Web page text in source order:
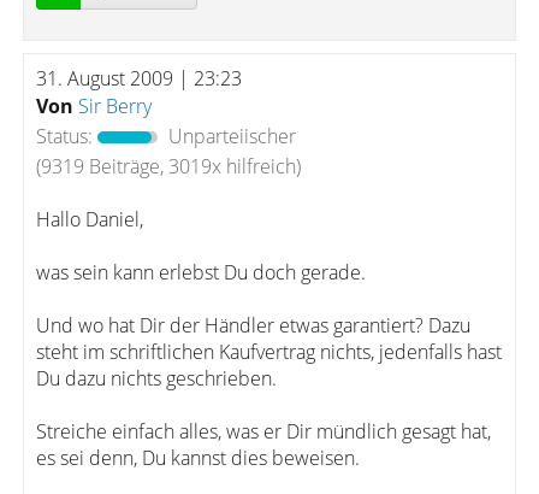
31. August 2009 | 23:23
Von Sir Berry
Status:
Unparteiischer
(9319 Beiträge, 3019x hilfreich)
Hallo Daniel,
was sein kann erlebst Du doch gerade.
Und wo hat Dir der Händler etwas garantiert? Dazu
steht im schriftlichen Kaufvertrag nichts, jedenfalls hast
Du dazu nichts geschrieben.
Streiche einfach alles, was er Dir mündlich gesagt hat,
es sei denn, Du kannst dies beweisen.